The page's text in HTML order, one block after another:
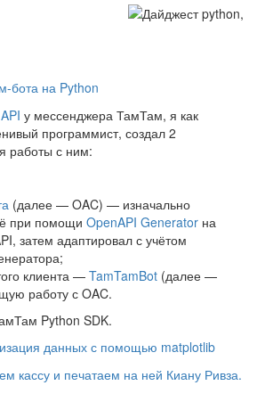
бота на Python
у мессенджера ТамТам, я как
программист, создал 2
работы с ним:
(далее — OAC) — изначально
при помощи OpenAPI Generator на
затем адаптировал с учётом
клиента — TamTamBot (далее —
работу с OAC.
Python SDK.
данных с помощью matplotlib
кассу и печатаем на ней Киану Ривза.